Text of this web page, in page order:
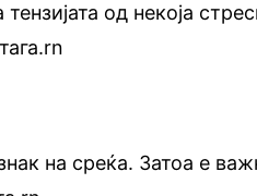
од некоја
на среќа. Затоа е